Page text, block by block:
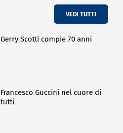
VEDI TUTTI
Gerry Scotti compie 70 anni
Francesco Guccini nel cuore di
tutti